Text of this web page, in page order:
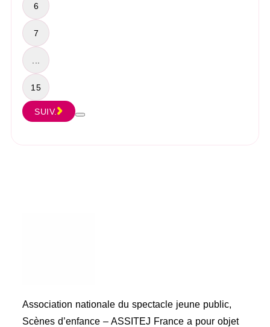
6
7
15
SUIV.
Association nationale du spectacle jeune public,
Scènes d’enfance – ASSITEJ France a pour objet